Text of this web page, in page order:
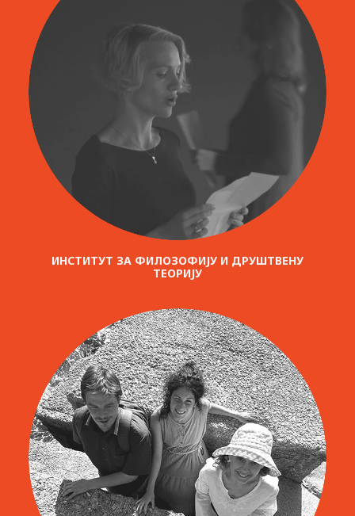
ИНСТИТУТ ЗА ФИЛОЗОФИЈУ И ДРУШТВЕНУ
ТЕОРИЈУ